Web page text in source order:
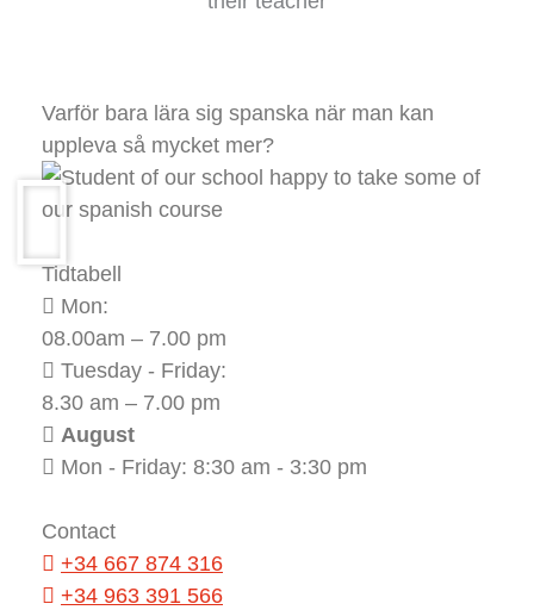
Varför bara lära sig spanska när man kan
uppleva så mycket mer?
Tidtabell
Mon:
08.00am – 7.00 pm
Tuesday - Friday:
8.30 am – 7.00 pm
August
Mon - Friday: 8:30 am - 3:30 pm
Contact
+34 667 874 316
+34 963 391 566